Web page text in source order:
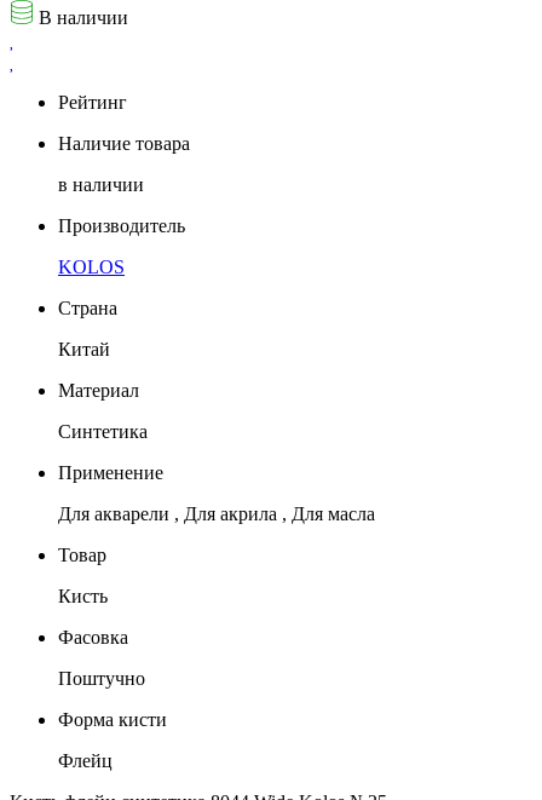
В наличии
Рейтинг
Наличие товара
в наличии
Производитель
KOLOS
Страна
Китай
Материал
Синтетика
Применение
Для акварели , Для акрила , Для масла
Товар
Кисть
Фасовка
Поштучно
Форма кисти
Флейц